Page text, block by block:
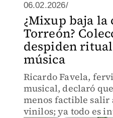
06.02.2026/
¿Mixup baja la
Torreón?
despiden ritual
música
Ricardo Favela,
musical, declaró
menos factible salir
vinilos; ya todo es